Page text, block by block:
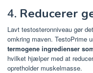
4. Reducerer
Lavt testosteronniveau gør
omkring maven. TestoPrime
termogene ingredienser
hvilket hjælper med at
opretholder muskelmasse.